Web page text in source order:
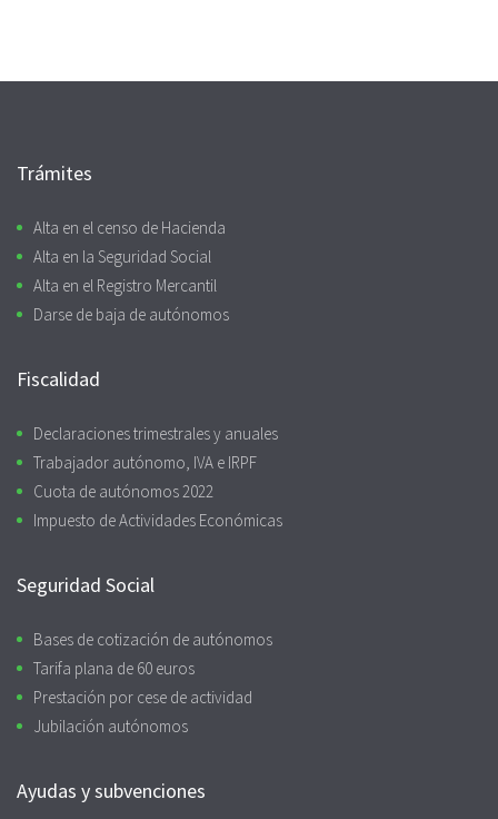
Trámites
Alta en el censo de Hacienda
Alta en la Seguridad Social
Alta en el Registro Mercantil
Darse de baja de autónomos
Fiscalidad
Declaraciones trimestrales y anuales
Trabajador autónomo, IVA e IRPF
Cuota de autónomos 2022
Impuesto de Actividades Económicas
Seguridad Social
Bases de cotización de autónomos
Tarifa plana de 60 euros
Prestación por cese de actividad
Jubilación autónomos
Ayudas y subvenciones